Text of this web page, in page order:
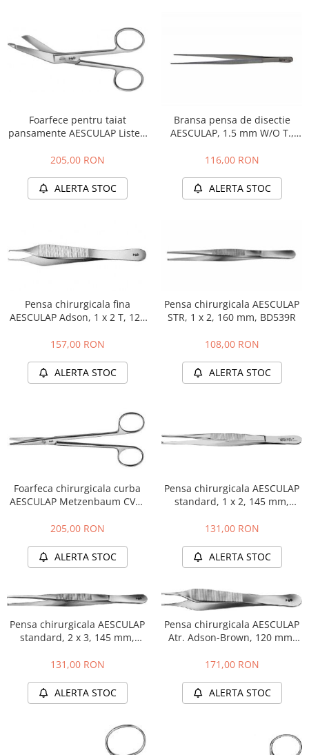
Foarfece pentru taiat
pansamente AESCULAP Lister,
205,00 RON
ALERTA STOC
Bransa pensa de disectie
AESCULAP, 1.5 mm W/O T.,
116,00 RON
ALERTA STOC
Pensa chirurgicala fina
AESCULAP Adson, 1 x 2 T, 120
157,00 RON
ALERTA STOC
Pensa chirurgicala AESCULAP
STR, 1 x 2, 160 mm, BD539R
108,00 RON
ALERTA STOC
Foarfeca chirurgicala curba
AESCULAP Metzenbaum CVD,
205,00 RON
ALERTA STOC
Pensa chirurgicala AESCULAP
standard, 1 x 2, 145 mm,
131,00 RON
ALERTA STOC
Pensa chirurgicala AESCULAP
standard, 2 x 3, 145 mm,
131,00 RON
ALERTA STOC
Pensa chirurgicala AESCULAP
Atr. Adson-Brown, 120 mm,
171,00 RON
ALERTA STOC